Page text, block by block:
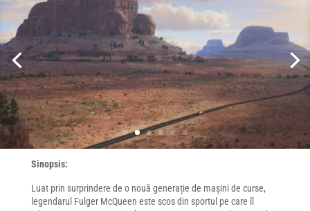
Sinopsis:
Luat prin surprindere de o nouă generație de mașini de curse,
legendarul Fulger McQueen este scos din sportul pe care îl